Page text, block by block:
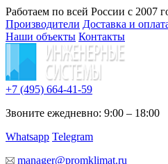
Работаем по всей России с 2007
Производители Доставка и
Наши объекты Контакты
+7 (495) 664-41-59
Звоните ежедневно: 9:00 – 18:00
Whatsapp Telegram
manager@promklimat.ru